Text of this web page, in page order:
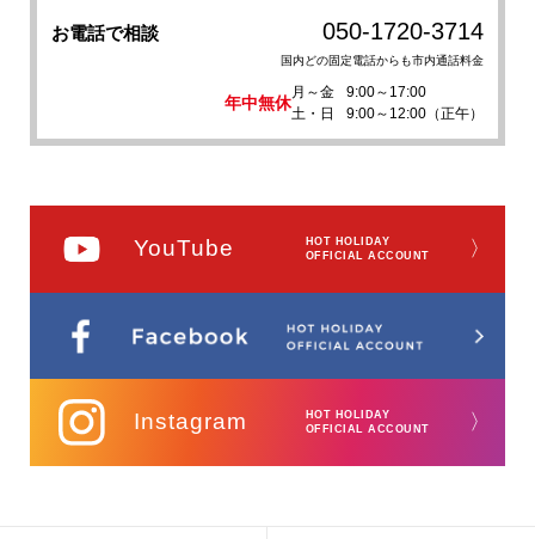
お電話で相談 050-1720-3714
国内どの固定電話からも市内通話料金
年中無休
月～金
9:00～17:00
土・日
9:00～12:00（正午）
YouTube
HOT HOLIDAY
OFFICIAL ACCOUNT
〉
Instagram
HOT HOLIDAY
OFFICIAL ACCOUNT
〉